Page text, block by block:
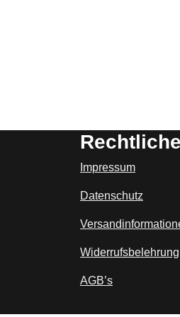
Impressum
Datenschutz
Widerrufsbelehrung
AGB’s